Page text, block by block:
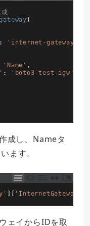
成
(
: 'internet-gateway'
'Name' ,
:
'boto3-test-igw'
成し、Nameタ
ます。
] [ 'InternetGatewayId'
ェイからIDを取